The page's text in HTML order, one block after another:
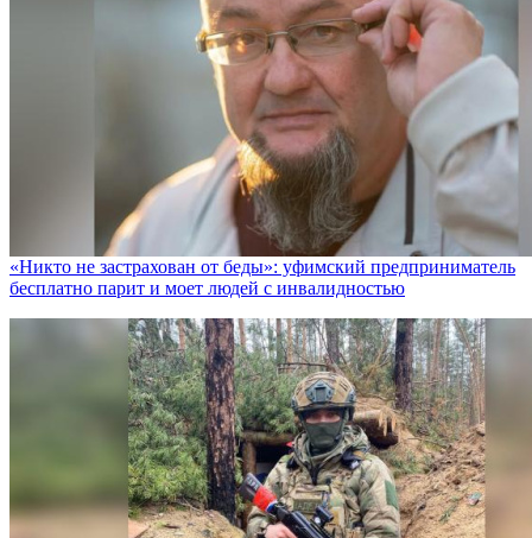
«Никто не заcтрахован от беды»: уфимский предприниматель
бесплатно парит и моет людей с инвалидностью